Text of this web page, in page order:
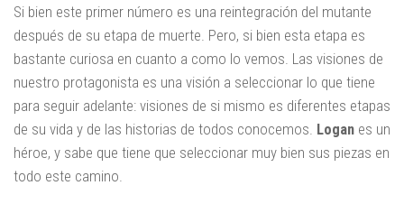
Si bien este primer número es una reintegración del mutante
después de su etapa de muerte. Pero, si bien esta etapa es
bastante curiosa en cuanto a como lo vemos. Las visiones de
nuestro protagonista es una visión a seleccionar lo que tiene
para seguir adelante: visiones de si mismo es diferentes etapas
de su vida y de las historias de todos conocemos. Logan es un
héroe, y sabe que tiene que seleccionar muy bien sus piezas en
todo este camino.